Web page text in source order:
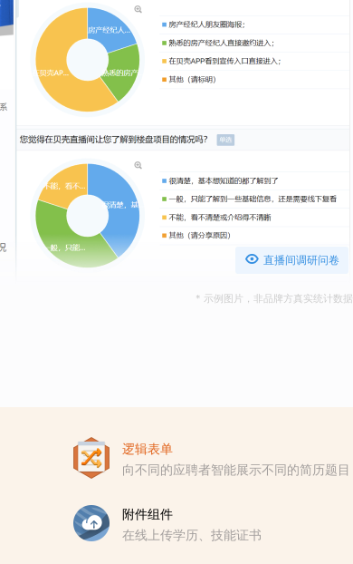
 直播间调研问卷
* 示例图片，非品牌方真实统计数据
逻辑表单
向不同的应聘者智能展示不同的简历题目
附件组件
在线上传学历、技能证书